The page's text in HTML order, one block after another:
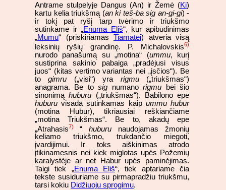
Antrame stulpelyje Dangus (An) ir Žemė (Ki)
kartu kelia triukšmą (an ki teš-ba sig an-gi-gi) -
ir tokį pat ryšį tarp tvėrimo ir triukšmo
sutinkame ir „Enuma Eliš“, kur apibūdinimas
„Mumu“ (priskiriamas Tiamatei) atveria visą
leksinių ryšių grandinę. P. Michalovskis6)
nurodo panašumą su „motina“ (ummu, kurį
sustiprina sakinio pabaiga „pradėjusi visus
juos“ (kitas vertimo variantas nei „įsčios“). Be
togimru („visi“) yra rigmu(„triukšmas“)
anagrama. Be tosig numanorigmu bei šio
sinonimąhuburu („triukšmas“). Babilono epe
huburu visada sutinkamas kaip ummu hubur
(motina Hubur), tikriausiai reškiančiame
„motina Triukšmas“. Be to, akadų epe
„Atrahasis7) “ huburu naudojamas žmonių
keliamo triukšmo, trukdančio miegoti,
įvardijimui. Ir toks aiškinimas atrodo
įtikinamesnis nei kiek miglotas upės Požemių
karalystėje ar net Habur upės paminėjimas.
Taigi tiek „Enuma Eliš“, tiek aptariame čia
tekste susiduriame su pirmapradžiu triukšmu,
tarsi kokiu Didžiuoju sprogimu.